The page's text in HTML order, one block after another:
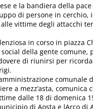
e la bandiera della
di persone in cerchio,
vittime degli attacchi
in corso in piazza
della gente comune,
di riunirsi per
comunale
a mezz’asta, comunica
dalle 18 di domenica
di Aosta e lArco di